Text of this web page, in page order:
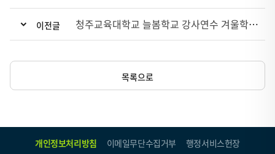
이전글 청주교육대학교 늘봄학교 강사연수 겨울학기 3차 연수 성료
목록으로
개인정보처리방침 이메일무단수집거부
행정서비스헌장